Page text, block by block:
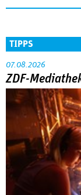
TIPPS
07.08.2026
ZDF-